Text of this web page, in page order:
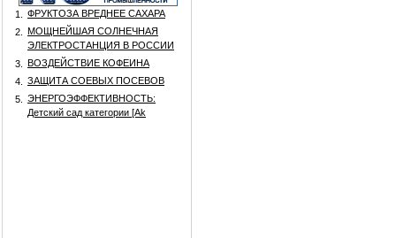
1.
ФРУКТОЗА ВРЕДНЕЕ САХАРА
2.
МОЩНЕЙШАЯ СОЛНЕЧНАЯ
ЭЛЕКТРОСТАНЦИЯ В РОССИИ
3.
ВОЗДЕЙСТВИЕ КОФЕИНА
4.
ЗАЩИТА СОЕВЫХ ПОСЕВОВ
5.
ЭНЕРГОЭФФЕКТИВНОСТЬ:
Детский сад категории [Аk